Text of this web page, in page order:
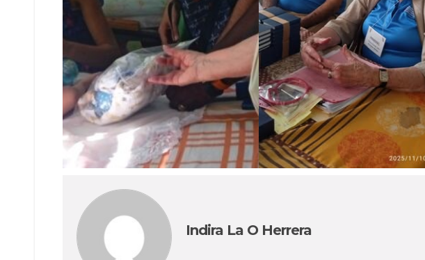
Indira La O Herrera